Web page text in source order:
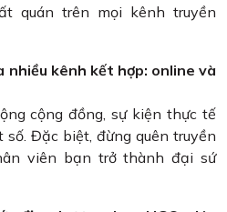
quán trên mọi kênh truyền
nhiều kênh kết hợp: online và
cộng đồng, sự kiện thực tế
Đặc biệt, đừng quên truyền
viên bạn trở thành đại sứ